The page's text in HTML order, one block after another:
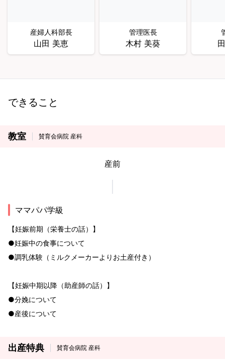
産婦人科部長
山田 美恵
管理医長
木村 美葵
できること
教室 賛育会病院 産科
産前
ママパパ学級
【妊娠前期（栄養士の話）】
●妊娠中の食事について
●調乳体験（ミルクメーカーよりお土産付き）
【妊娠中期以降（助産師の話）】
●分娩について
●産後について
出産特典 賛育会病院 産科